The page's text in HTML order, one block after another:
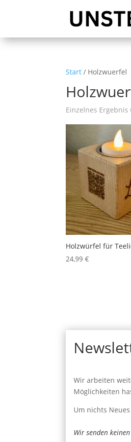
Start / Holzwuerfel
Einzelnes
Holzwürfel für
24,99€
Wir arbeiten
Möglichkeiten
Um nichts
Wir senden